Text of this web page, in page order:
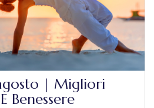
| Migliori
Benessere